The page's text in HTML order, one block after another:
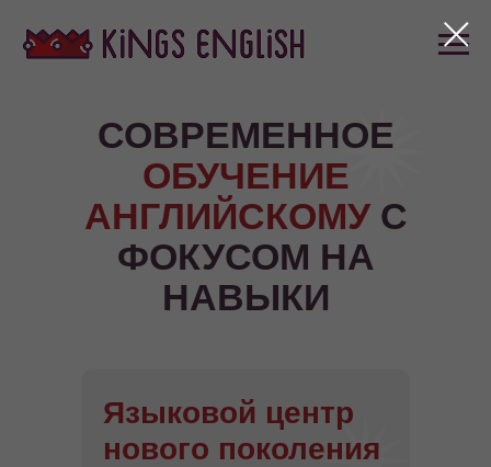
СОВРЕМЕННОЕ
ОБУЧЕНИЕ
АНГЛИЙСКОМУС
ФОКУСОМ НА
НАВЫКИ
Языковой центр
нового поколения